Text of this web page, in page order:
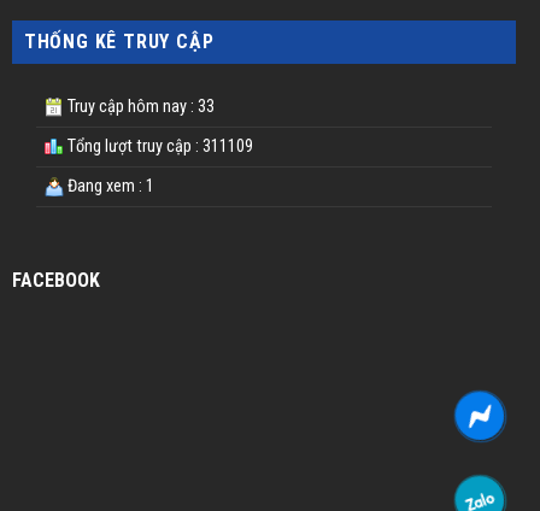
THỐNG KÊ TRUY CẬP
Truy cập hôm nay : 33
Tổng lượt truy cập : 311109
Đang xem : 1
FACEBOOK